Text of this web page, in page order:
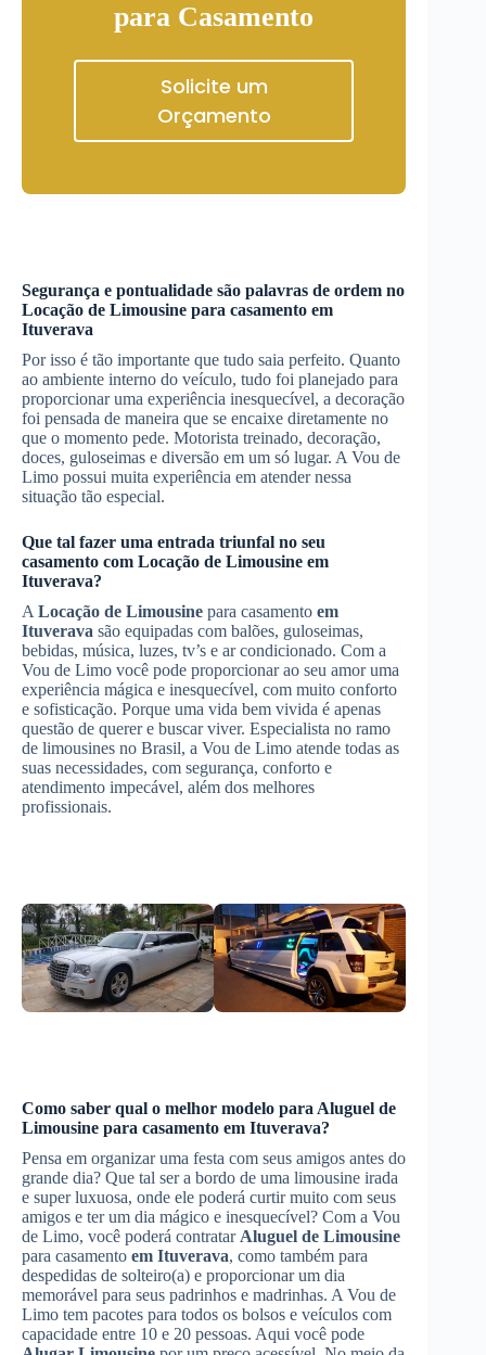
para Casamento
Solicite um
Orçamento
Segurança e pontualidade são palavras de ordem no
Locação de Limousine para casamento em
Ituverava
Por isso é tão importante que tudo saia perfeito. Quanto
ao ambiente interno do veículo, tudo foi planejado para
proporcionar uma experiência inesquecível, a decoração
foi pensada de maneira que se encaixe diretamente no
que o momento pede. Motorista treinado, decoração,
doces, guloseimas e diversão em um só lugar. A Vou de
Limo possui muita experiência em atender nessa
situação tão especial.
Que tal fazer uma entrada triunfal no seu
casamento com Locação de Limousine em
Ituverava?
A Locação de Limousine para casamento em
Ituverava são equipadas com balões, guloseimas,
bebidas, música, luzes, tv’s e ar condicionado. Com a
Vou de Limo você pode proporcionar ao seu amor uma
experiência mágica e inesquecível, com muito conforto
e sofisticação. Porque uma vida bem vivida é apenas
questão de querer e buscar viver. Especialista no ramo
de limousines no Brasil, a Vou de Limo atende todas as
suas necessidades, com segurança, conforto e
atendimento impecável, além dos melhores
profissionais.
Como saber qual o melhor modelo para Aluguel de
Limousine para casamento em Ituverava?
Pensa em organizar uma festa com seus amigos antes do
grande dia? Que tal ser a bordo de uma limousine irada
e super luxuosa, onde ele poderá curtir muito com seus
amigos e ter um dia mágico e inesquecível? Com a Vou
de Limo, você poderá contratar Aluguel de Limousine
para casamento em Ituverava, como também para
despedidas de solteiro(a) e proporcionar um dia
memorável para seus padrinhos e madrinhas. A Vou de
Limo tem pacotes para todos os bolsos e veículos com
capacidade entre 10 e 20 pessoas. Aqui você pode